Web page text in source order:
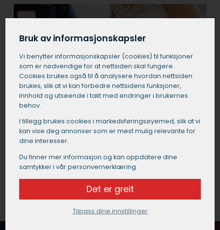
Bruk av informasjonskapsler
Vi benytter informasjons­kapsler (cookies) til funksjoner
som er nødvendige for at nettsiden skal fungere.
Cookies brukes også til å analysere hvordan nettsiden
brukes, slik at vi kan forbedre nettsidens funksjoner,
innhold og utseende i takt med endringer i brukernes
behov.
I tillegg brukes cookies i markedsførings­øyemed, slik at vi
kan vise deg annonser som er mest mulig relevante for
dine interesser.
Du finner mer informasjon og kan oppdatere dine
samtykker i vår personvernerklæring.
Det er greit
Tilpass dine innstillinger